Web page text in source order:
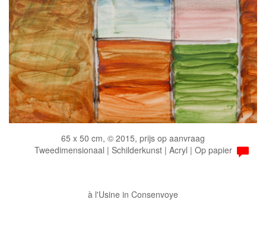
65 x 50 cm, © 2015, prijs op aanvraag
Tweedimensionaal | Schilderkunst | Acryl | Op papier
à l'Usine in Consenvoye